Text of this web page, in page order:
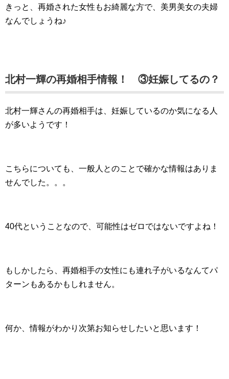
きっと、再婚された女性もお綺麗な方で、美男美女の夫婦
なんでしょうね♪
北村一輝の再婚相手情報！ ③妊娠してるの？
北村一輝さんの再婚相手は、妊娠しているのか気になる人
が多いようです！
こちらについても、一般人とのことで確かな情報はありま
せんでした。。。
40代ということなので、可能性はゼロではないですよね！
もしかしたら、再婚相手の女性にも連れ子がいるなんてパ
ターンもあるかもしれません。
何か、情報がわかり次第お知らせしたいと思います！